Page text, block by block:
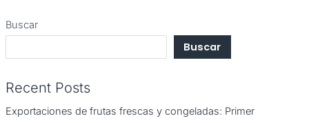
Buscar
Buscar
Recent Posts
Exportaciones de frutas frescas y congeladas: Primer